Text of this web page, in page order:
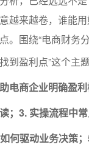
越来越卷，谁能
。围绕“电商财务
到盈利点”这个主
电商企业明确盈
；3. 实操流程中
何驱动业务决策